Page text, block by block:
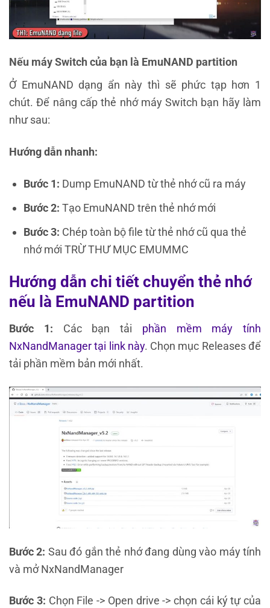
Nếu máy Switch của bạn là EmuNAND partition
Ở EmuNAND dạng ẩn này thì sẽ phức tạp hơn 1
chút. Để nâng cấp thẻ nhớ máy Switch bạn hãy làm
như sau:
Hướng dẫn nhanh:
Bước 1: Dump EmuNAND từ thẻ nhớ cũ ra máy
Bước 2: Tạo EmuNAND trên thẻ nhớ mới
Bước 3: Chép toàn bộ file từ thẻ nhớ cũ qua thẻ
nhớ mới TRỪ THƯ MỤC EMUMMC
Hướng dẫn chi tiết chuyển thẻ nhớ
nếu là EmuNAND partition
Bước 1: Các bạn tải phần mềm máy tính
NxNandManager tại link này. Chọn mục Releases để
tải phần mềm bản mới nhất.
Bước 2: Sau đó gắn thẻ nhớ đang dùng vào máy tính
và mở NxNandManager
Bước 3: Chọn File -> Open drive -> chọn cái ký tự của